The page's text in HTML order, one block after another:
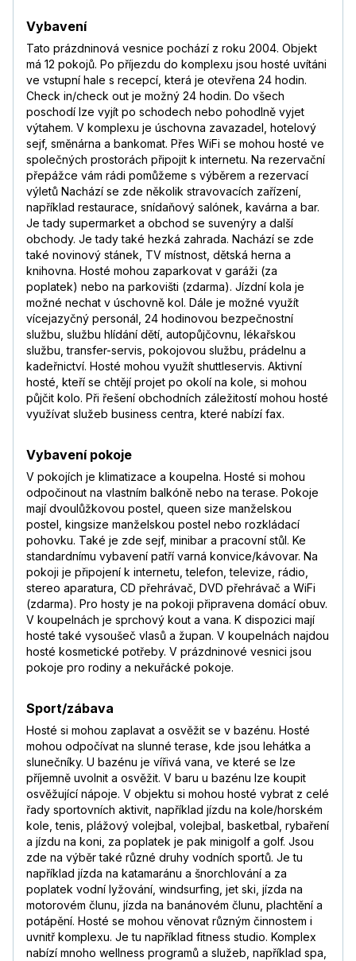
Vybavení
Tato prázdninová vesnice pochází z roku 2004. Objekt
má 12 pokojů. Po příjezdu do komplexu jsou hosté uvítáni
ve vstupní hale s recepcí, která je otevřena 24 hodin.
Check in/check out je možný 24 hodin. Do všech
poschodí lze vyjít po schodech nebo pohodlně vyjet
výtahem. V komplexu je úschovna zavazadel, hotelový
sejf, směnárna a bankomat. Přes WiFi se mohou hosté ve
společných prostorách připojit k internetu. Na rezervační
přepážce vám rádi pomůžeme s výběrem a rezervací
výletů Nachází se zde několik stravovacích zařízení,
například restaurace, snídaňový salónek, kavárna a bar.
Je tady supermarket a obchod se suvenýry a další
obchody. Je tady také hezká zahrada. Nachází se zde
také novinový stánek, TV místnost, dětská herna a
knihovna. Hosté mohou zaparkovat v garáži (za
poplatek) nebo na parkovišti (zdarma). Jízdní kola je
možné nechat v úschovně kol. Dále je možné využít
vícejazyčný personál, 24 hodinovou bezpečnostní
službu, službu hlídání dětí, autopůjčovnu, lékařskou
službu, transfer-servis, pokojovou službu, prádelnu a
kadeřnictví. Hosté mohou využít shuttleservis. Aktivní
hosté, kteří se chtějí projet po okolí na kole, si mohou
půjčit kolo. Při řešení obchodních záležitostí mohou hosté
využívat služeb business centra, které nabízí fax.
Vybavení pokoje
V pokojích je klimatizace a koupelna. Hosté si mohou
odpočinout na vlastním balkóně nebo na terase. Pokoje
mají dvoulůžkovou postel, queen size manželskou
postel, kingsize manželskou postel nebo rozkládací
pohovku. Také je zde sejf, minibar a pracovní stůl. Ke
standardnímu vybavení patří varná konvice/kávovar. Na
pokoji je připojení k internetu, telefon, televize, rádio,
stereo aparatura, CD přehrávač, DVD přehrávač a WiFi
(zdarma). Pro hosty je na pokoji připravena domácí obuv.
V koupelnách je sprchový kout a vana. K dispozici mají
hosté také vysoušeč vlasů a župan. V koupelnách najdou
hosté kosmetické potřeby. V prázdninové vesnici jsou
pokoje pro rodiny a nekuřácké pokoje.
Sport/zábava
Hosté si mohou zaplavat a osvěžit se v bazénu. Hosté
mohou odpočívat na slunné terase, kde jsou lehátka a
slunečníky. U bazénu je vířivá vana, ve které se lze
příjemně uvolnit a osvěžit. V baru u bazénu lze koupit
osvěžující nápoje. V objektu si mohou hosté vybrat z celé
řady sportovních aktivit, například jízdu na kole/horském
kole, tenis, plážový volejbal, volejbal, basketbal, rybaření
a jízdu na koni, za poplatek je pak minigolf a golf. Jsou
zde na výběr také různé druhy vodních sportů. Je tu
například jízda na katamaránu a šnorchlování a za
poplatek vodní lyžování, windsurfing, jet ski, jízda na
motorovém člunu, jízda na banánovém člunu, plachtění a
potápění. Hosté se mohou věnovat různým činnostem i
uvnitř komplexu. Je tu například fitness studio. Komplex
nabízí mnoho wellness programů a služeb, například spa,